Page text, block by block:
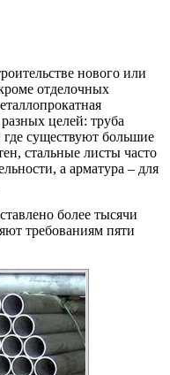
нового или
отделочных
целей: труба
где существуют большие
стальные листы часто
а арматура – для
более тысячи
требованиям пяти